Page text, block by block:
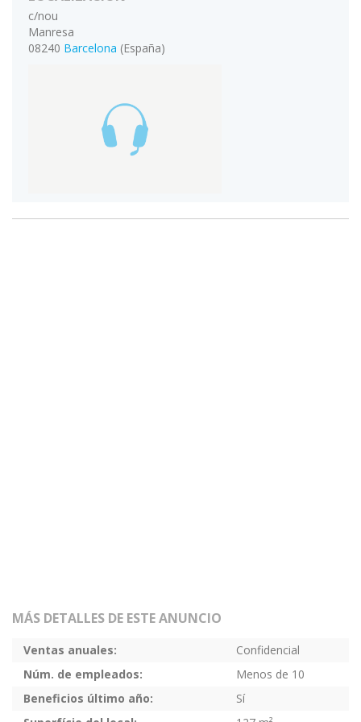
c/nou
Manresa
08240 Barcelona (España)
MÁS DETALLES DE ESTE ANUNCIO
Ventas anuales:
Confidencial
Núm. de empleados:
Menos de 10
Beneficios último año:
Sí